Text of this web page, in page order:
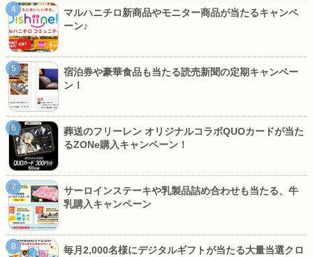
マルハニチロ新商品やモニター商品が当たるキャンペ
ーン♪
宿泊券や豪華食品も当たる読売新聞の定期キャンペー
ン！
葬送のフリーレン オリジナルコラボQUOカードが当た
るZONe購入キャンペーン！
サーロインステーキや乳製品詰め合わせも当たる、牛
乳購入キャンペーン
毎月2,000名様にデジタルギフトが当たる大量当選クロ